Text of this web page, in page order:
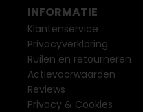
INFORMATIE
Klantenservice
Privacyverklaring
Ruilen en retourneren
Actievoorwaarden
Reviews
Privacy & Cookies